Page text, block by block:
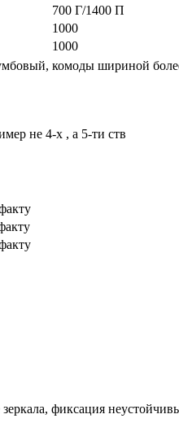
700 Г/1400 П
1000
1000
комоды шириной
не 4-х , а 5-ти ств
фиксация